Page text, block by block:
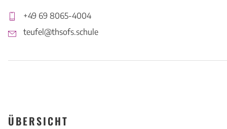
+49 69 8065-4004
teufel@thsofs.schule
ÜBERSICHT